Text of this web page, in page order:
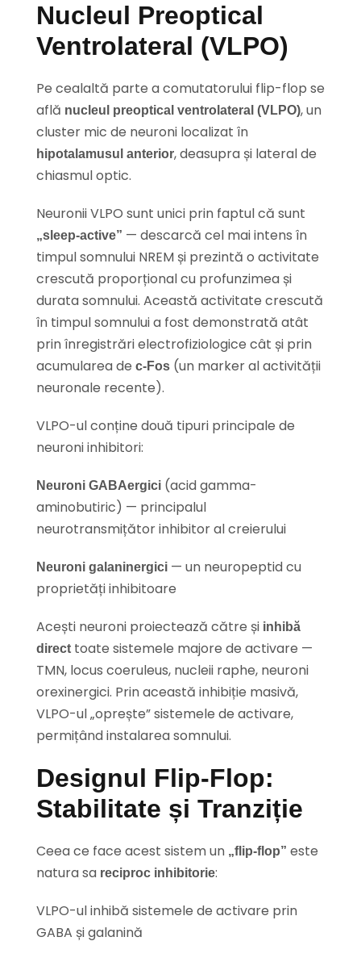
Nucleul Preoptical
Ventrolateral (VLPO)
Pe cealaltă parte a comutatorului flip-flop se
află nucleul preoptical ventrolateral (VLPO), un
cluster mic de neuroni localizat în
hipotalamusul anterior, deasupra și lateral de
chiasmul optic.
Neuronii VLPO sunt unici prin faptul că sunt
„sleep-active” — descarcă cel mai intens în
timpul somnului NREM și prezintă o activitate
crescută proporțional cu profunzimea și
durata somnului. Această activitate crescută
în timpul somnului a fost demonstrată atât
prin înregistrări electrofiziologice cât și prin
acumularea de c-Fos (un marker al activității
neuronale recente).
VLPO-ul conține două tipuri principale de
neuroni inhibitori:
Neuroni GABAergici (acid gamma-
aminobutiric) — principalul
neurotransmițător inhibitor al creierului
Neuroni galaninergici — un neuropeptid cu
proprietăți inhibitoare
Acești neuroni proiectează către și inhibă
direct toate sistemele majore de activare —
TMN, locus coeruleus, nucleii raphe, neuroni
orexinergici. Prin această inhibiție masivă,
VLPO-ul „oprește” sistemele de activare,
permițând instalarea somnului.
Designul Flip-Flop:
Stabilitate și Tranziție
Ceea ce face acest sistem un „flip-flop” este
natura sa reciproc inhibitorie:
VLPO-ul inhibă sistemele de activare prin
GABA și galanină